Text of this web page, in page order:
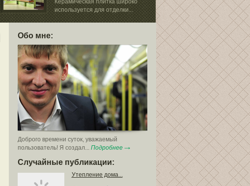
Керамическая плитка широко
используется для отделки...
Спрос на
покрытие, как ламинат, все...
Обо мне:
Доброго времени суток, уважаемый
пользователь! Я создал... Подробнее
Случайные публикации:
Утепление дома...